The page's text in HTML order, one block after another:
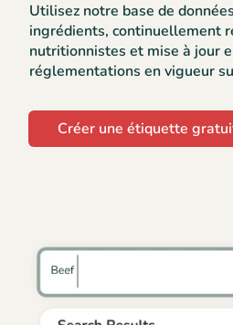
Utilisez notre base de
ingrédients, continuellement
nutritionnistes et mise à jour
réglementations en vigueur
Créer une étiquette
Politique de confidentialité